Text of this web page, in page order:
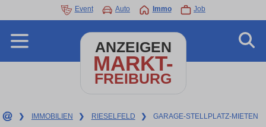
Event Auto Immo Job
ANZEIGEN
MARKT-
FREIBURG
❯ IMMOBILIEN ❯ RIESELFELD ❯ GARAGE-STELLPLATZ-MIETEN